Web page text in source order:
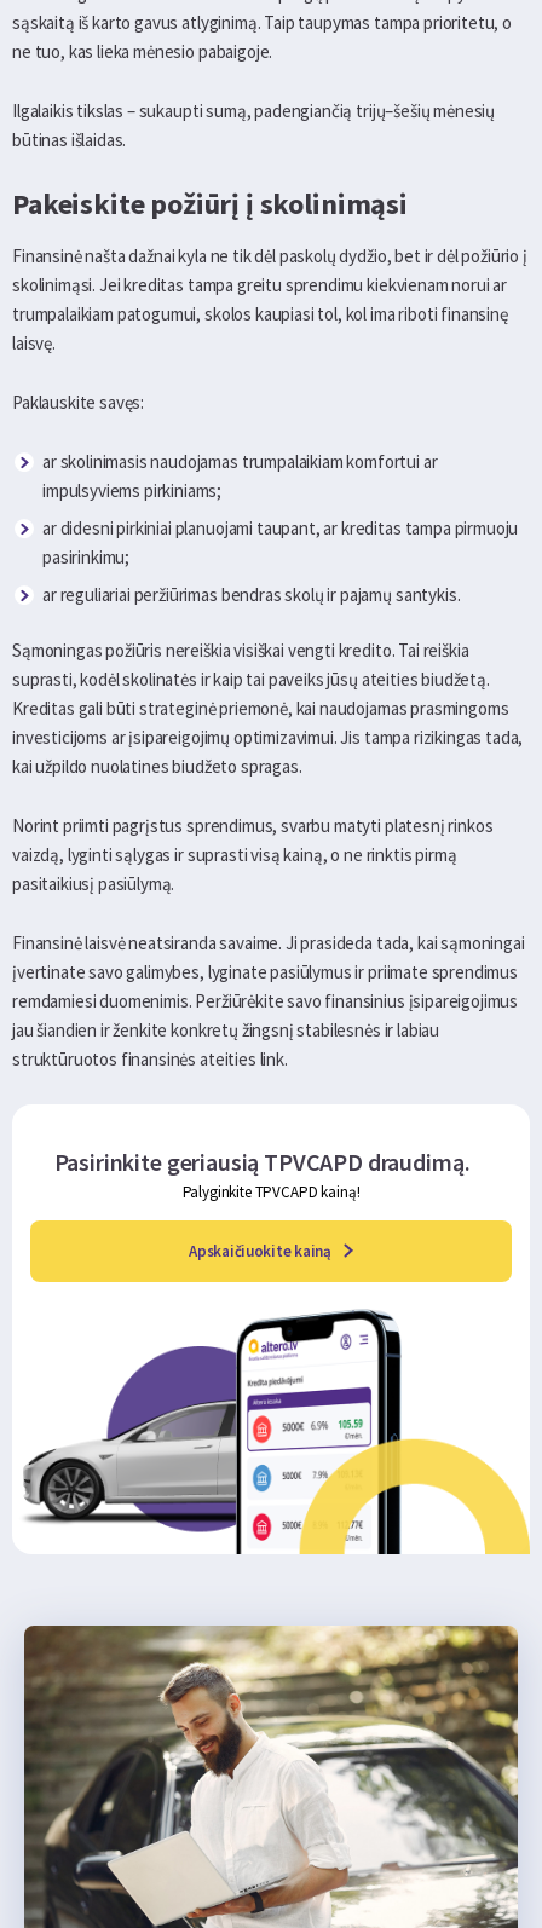
sąskaitą iš karto gavus atlyginimą. Taip taupymas tampa prioritetu, o
ne tuo, kas lieka mėnesio pabaigoje.
Ilgalaikis tikslas – sukaupti sumą, padengiančią trijų–šešių mėnesių
būtinas išlaidas.
Pakeiskite požiūrį į skolinimąsi
Finansinė našta dažnai kyla ne tik dėl paskolų dydžio, bet ir dėl požiūrio į
skolinimąsi. Jei kreditas tampa greitu sprendimu kiekvienam norui ar
trumpalaikiam patogumui, skolos kaupiasi tol, kol ima riboti finansinę
laisvę.
Paklauskite savęs:
ar skolinimasis naudojamas trumpalaikiam komfortui ar
impulsyviems pirkiniams;
ar didesni pirkiniai planuojami taupant, ar kreditas tampa pirmuoju
pasirinkimu;
ar reguliariai peržiūrimas bendras skolų ir pajamų santykis.
Sąmoningas požiūris nereiškia visiškai vengti kredito. Tai reiškia
suprasti, kodėl skolinatės ir kaip tai paveiks jūsų ateities biudžetą.
Kreditas gali būti strateginė priemonė, kai naudojamas prasmingoms
investicijoms ar įsipareigojimų optimizavimui. Jis tampa rizikingas tada,
kai užpildo nuolatines biudžeto spragas.
Norint priimti pagrįstus sprendimus, svarbu matyti platesnį rinkos
vaizdą, lyginti sąlygas ir suprasti visą kainą, o ne rinktis pirmą
pasitaikiusį pasiūlymą.
Finansinė laisvė neatsiranda savaime. Ji prasideda tada, kai sąmoningai
įvertinate savo galimybes, lyginate pasiūlymus ir priimate sprendimus
remdamiesi duomenimis. Peržiūrėkite savo finansinius įsipareigojimus
jau šiandien ir ženkite konkretų žingsnį stabilesnės ir labiau
struktūruotos finansinės ateities link.
Pasirinkite geriausią TPVCAPD draudimą.
Palyginkite TPVCAPD kainą!
Apskaičiuokite kainą